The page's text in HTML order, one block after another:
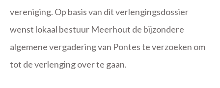
vereniging. Op basis van dit verlengingsdossier
wenst lokaal bestuur Meerhout de bijzondere
algemene vergadering van Pontes te verzoeken om
tot de verlenging over te gaan.